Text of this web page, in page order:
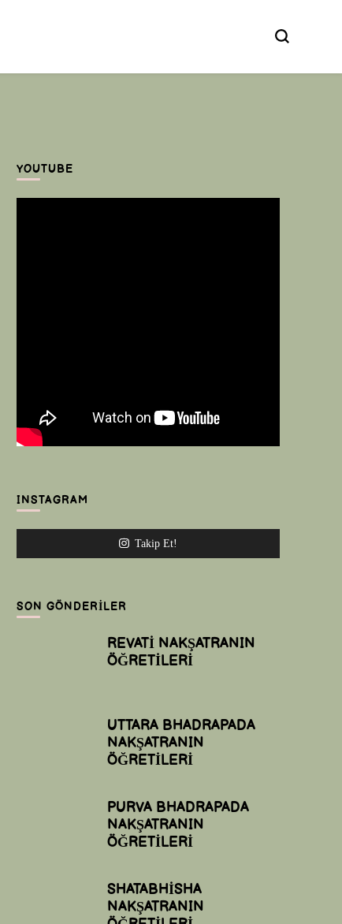
YOUTUBE
INSTAGRAM
Takip Et!
SON GÖNDERILER
REVATİ NAKŞATRANIN
ÖĞRETİLERİ
UTTARA BHADRAPADA
NAKŞATRANIN
ÖĞRETİLERİ
PURVA BHADRAPADA
NAKŞATRANIN
ÖĞRETİLERİ
SHATABHİSHA
NAKŞATRANIN